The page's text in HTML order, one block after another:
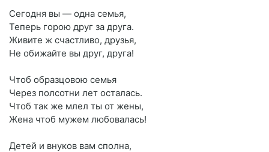
Сегодня вы — одна семья,
Теперь горою друг за друга.
Живите ж счастливо, друзья,
Не обижайте вы друг, друга!
Чтоб образцовою семья
Через полсотни лет осталась.
Чтоб так же млел ты от жены,
Жена чтоб мужем любовалась!
Детей и внуков вам сполна,